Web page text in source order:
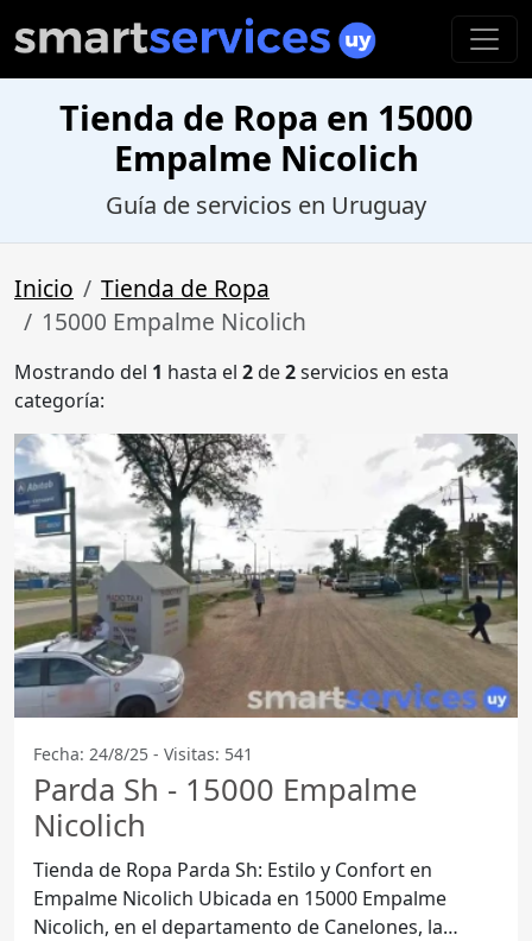
Tienda de Ropa en 15000
Empalme Nicolich
Guía de servicios en Uruguay
Inicio
Tienda de Ropa
15000 Empalme Nicolich
Mostrando del 1 hasta el 2de2servicios en esta
categoría:
Fecha: 24/8/25 - Visitas: 541
Parda Sh - 15000 Empalme
Nicolich
Tienda de Ropa Parda Sh: Estilo y Confort en
Empalme Nicolich Ubicada en 15000 Empalme
Nicolich, en el departamento de Canelones, la